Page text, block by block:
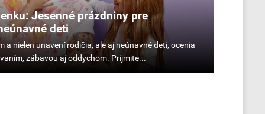
Jesenné prázdniny pre
deti